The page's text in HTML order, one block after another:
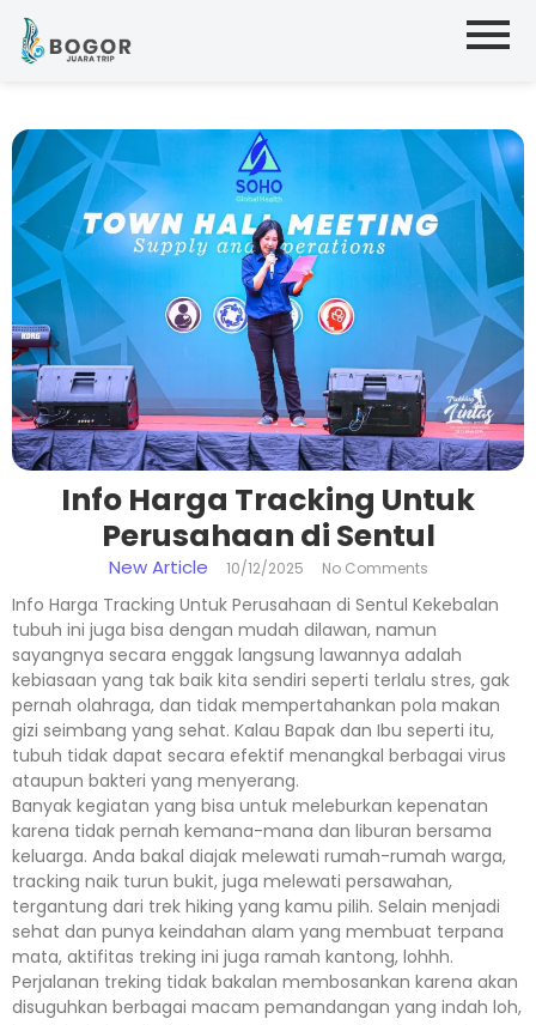
Info Harga Tracking Untuk
Perusahaan di Sentul
New Article 10/12/2025 No Comments
Info Harga Tracking Untuk Perusahaan di Sentul Kekebalan
tubuh ini juga bisa dengan mudah dilawan, namun
sayangnya secara enggak langsung lawannya adalah
kebiasaan yang tak baik kita sendiri seperti terlalu stres, gak
pernah olahraga, dan tidak mempertahankan pola makan
gizi seimbang yang sehat. Kalau Bapak dan Ibu seperti itu,
tubuh tidak dapat secara efektif menangkal berbagai virus
ataupun bakteri yang menyerang.
Banyak kegiatan yang bisa untuk meleburkan kepenatan
karena tidak pernah kemana-mana dan liburan bersama
keluarga. Anda bakal diajak melewati rumah-rumah warga,
tracking naik turun bukit, juga melewati persawahan,
tergantung dari trek hiking yang kamu pilih. Selain menjadi
sehat dan punya keindahan alam yang membuat terpana
mata, aktifitas treking ini juga ramah kantong, lohhh.
Perjalanan treking tidak bakalan membosankan karena akan
disuguhkan berbagai macam pemandangan yang indah loh,